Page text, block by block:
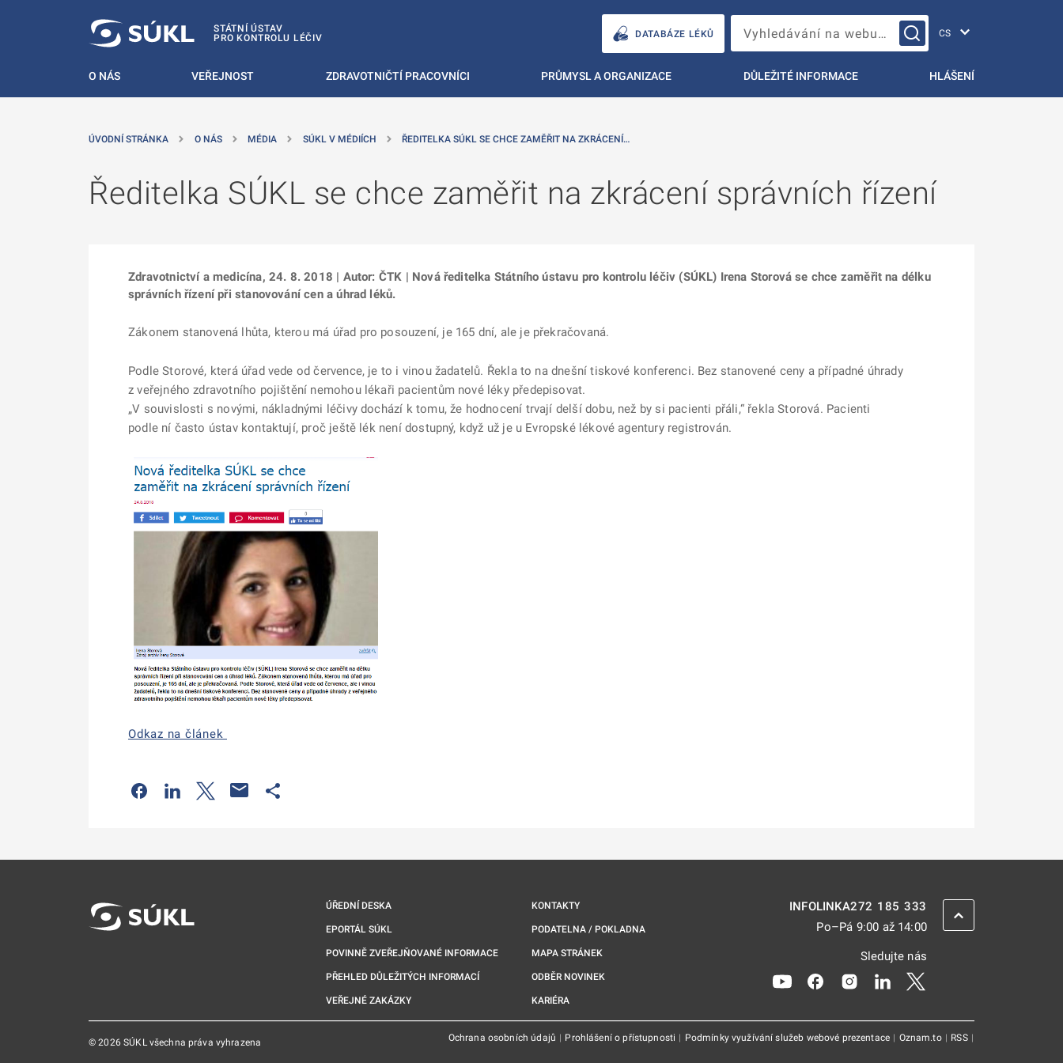
STÁTNÍ ÚSTAV
PRO KONTROLU LÉČIV
DATABÁZE LÉKŮ Vyhledávání na webu…
O NÁS VEŘEJNOST ZDRAVOTNIČTÍ PRACOVNÍCI PRŮMYSL A ORGANIZACE DŮLEŽITÉ INFORMACE HLÁŠENÍ
ÚVODNÍ STRÁNKA O NÁS MÉDIA SÚKL V MÉDIÍCH ŘEDITELKA SÚKL SE CHCE ZAMĚŘIT NA ZKRÁCENÍ…
Ředitelka SÚKL se chce zaměřit na zkrácení správních řízení
Zdravotnictví a medicína, 24. 8. 2018 | Autor: ČTK | Nová ředitelka Státního ústavu pro kontrolu léčiv (SÚKL) Irena Storová se chce zaměřit na délku
správních řízení při stanovování cen a úhrad léků.
Zákonem stanovená lhůta, kterou má úřad pro posouzení, je 165 dní, ale je překračovaná.
Podle Storové, která úřad vede od července, je to i vinou žadatelů. Řekla to na dnešní tiskové konferenci. Bez stanovené ceny a případné úhrady
z veřejného zdravotního pojištění nemohou lékaři pacientům nové léky předepisovat.
„V souvislosti s novými, nákladnými léčivy dochází k tomu, že hodnocení trvají delší dobu, než by si pacienti přáli,“ řekla Storová. Pacienti
podle ní často ústav kontaktují, proč ještě lék není dostupný, když už je u Evropské lékové agentury registrován.
Odkaz na článek
Odkaz se otevře na nové kartě
Odkaz se otevře na nové kartě
Odkaz se otevře na nové kartě
ÚŘEDNÍ DESKA
EPORTÁL SÚKL
POVINNĚ ZVEŘEJŇOVANÉ INFORMACE
PŘEHLED DŮLEŽITÝCH INFORMACÍ
VEŘEJNÉ ZAKÁZKY
KONTAKTY
PODATELNA / POKLADNA
MAPA STRÁNEK
ODBĚR NOVINEK
KARIÉRA
INFOLINKA272 185 333
Po–Pá 9:00 až 14:00
Sledujte nás
Odkaz se otevře na nové kartě
Odkaz se otevře na nové kartě
Odkaz se otevře na nové kartě
Odkaz se otevře na nové
© 2026 SÚKL všechna práva vyhrazena Ochrana osobních údajů | Prohlášení o přístupnosti | Podmínky využívání služeb webové prezentace | Oznam.to | RSS |
ZPĚT NAHORU